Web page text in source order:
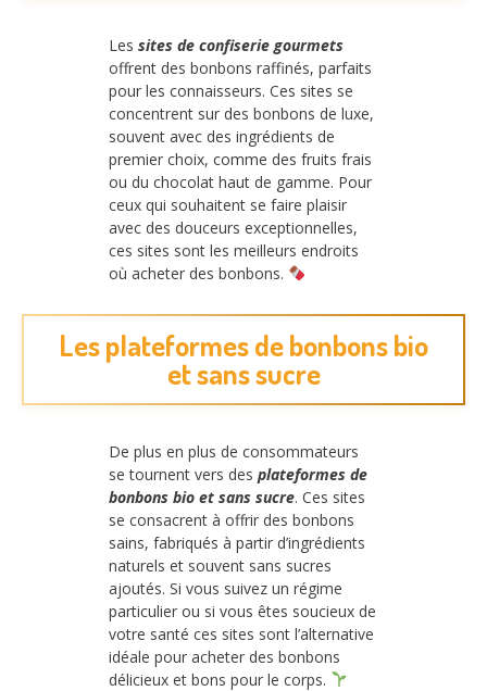
Les sites de confiserie gourmets
offrent des bonbons raffinés, parfaits
pour les connaisseurs. Ces sites se
concentrent sur des bonbons de luxe,
souvent avec des ingrédients de
premier choix, comme des fruits frais
ou du chocolat haut de gamme. Pour
ceux qui souhaitent se faire plaisir
avec des douceurs exceptionnelles,
ces sites sont les meilleurs endroits
où acheter des bonbons.
Les plateformes de bonbons bio
et sans sucre
De plus en plus de consommateurs
se tournent vers des plateformes de
bonbons bio et sans sucre. Ces sites
se consacrent à offrir des bonbons
sains, fabriqués à partir d’ingrédients
naturels et souvent sans sucres
ajoutés. Si vous suivez un régime
particulier ou si vous êtes soucieux de
votre santé ces sites sont l’alternative
idéale pour acheter des bonbons
délicieux et bons pour le corps.